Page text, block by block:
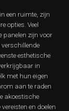
een ruimte, zijn
opties. Veel
panelen zijn voor
verschillende
esthetische
in
met hun eigen
aan te raden
akoestische
en doelen